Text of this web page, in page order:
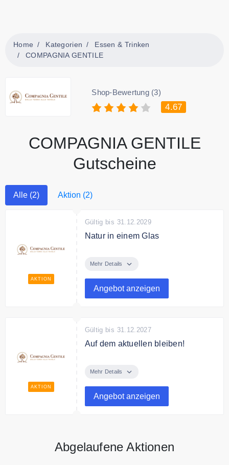
Home Kategorien
Essen & Trinken
COMPAGNIA GENTILE
Shop-Bewertung (3)
4.67
COMPAGNIA GENTILE
Gutscheine
Alle (2) Aktion (2)
AKTION
Gültig bis 31.12.2029
Natur in einem Glas
Compagnia Gentile 100%
Mehr Details
Angebot anzeigen
AKTION
Gültig bis 31.12.2027
Auf dem aktuellen bleiben!
Neuigkeiten und Aktionen auf dem
Mehr Details
Angebot anzeigen
Abgelaufene Aktionen